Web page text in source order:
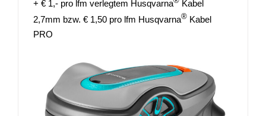
+ € 1,- pro lfm verlegtem Husqvarna
Kabel
2,7mm bzw. € 1,50 pro lfm Husqvarna® Kabel
PRO